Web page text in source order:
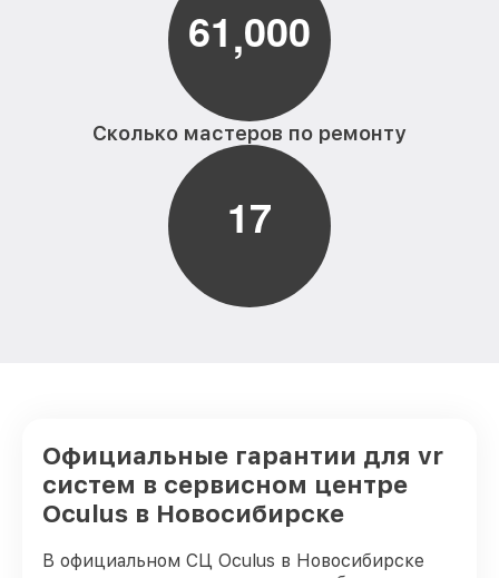
61,000
Сколько мастеров по ремонту
17
Официальные гарантии для vr
систем в сервисном центре
Oculus в Новосибирске
В официальном СЦ Oculus в Новосибирске